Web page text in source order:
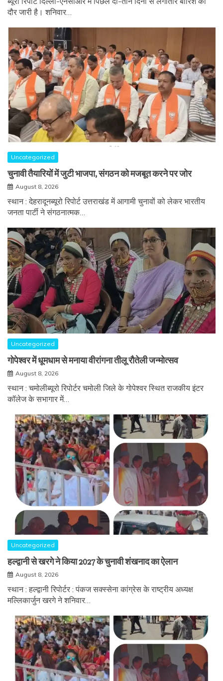
दौर जारी है। शनिवार…
Uncategorized
चुनावी तैयारियों में जुटी भाजपा, संगठन को मजबूत करने पर जोर
August 8, 2026
स्थान : देहरादूनब्यूरो रिपोर्ट उत्तराखंड में आगामी चुनावों को लेकर भारतीय
जनता पार्टी ने संगठनात्मक…
Uncategorized
गोपेश्वर में धूमधाम से मनाया वीरांगना तीलू रौतेली जन्मोत्सव
August 8, 2026
स्थान : चमोलीब्यूरो रिपोर्टर चमोली जिले के गोपेश्वर स्थित राजकीय इंटर
कॉलेज के सभागार में…
Uncategorized
हल्द्वानी से खरगे ने किया 2027 के चुनावी शंखनाद का ऐलान
August 8, 2026
स्थान : हल्द्वानी रिपोर्टर : पंकज सक्स्सेना कांग्रेस के राष्ट्रीय अध्यक्ष
मल्लिकार्जुन खरगे ने शनिवार…